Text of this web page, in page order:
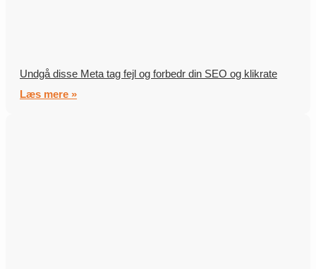
Undgå disse Meta tag fejl og forbedr din SEO og klikrate
Læs mere »